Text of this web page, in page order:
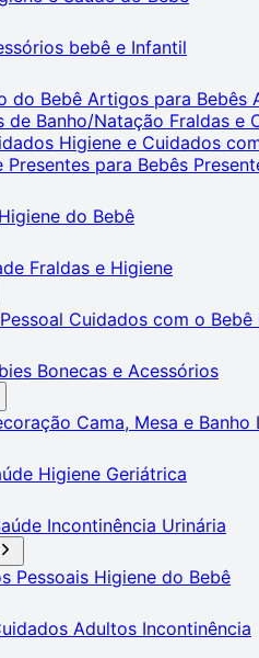
bebê e Infantil
do Bebê Artigos para Bebês
de Banho/Natação Fraldas e
Higiene e Cuidados
Presentes para Bebês
Higiene do Bebê
Fraldas e Higiene
Cuidados com o Bebê
Bonecas e Acessórios
Cama, Mesa e Banho
Higiene Geriátrica
Incontinência Urinária
Pessoais Higiene do Bebê
Adultos Incontinência